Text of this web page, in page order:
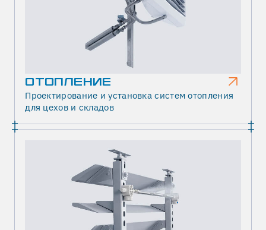
ОТОПЛЕНИЕ
Проектирование и установка систем отопления
для цехов и складов